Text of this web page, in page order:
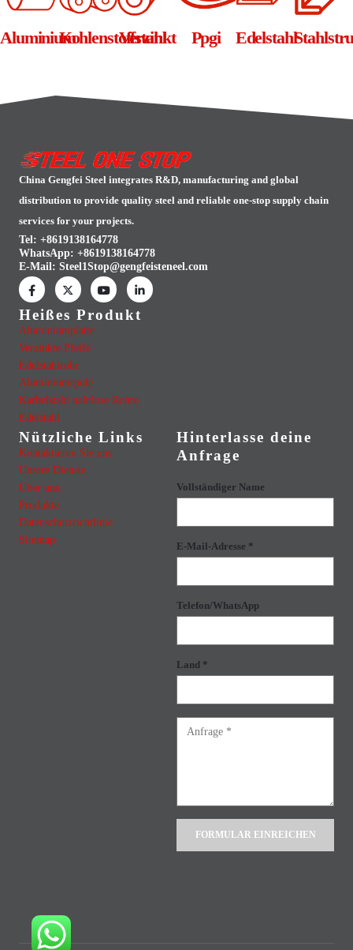
AluminiumKohlenstoffstahl
Verzinkt Ppgi Edelstahl
China Gengfei Steel integrates R&D, manufacturing and global
distribution to provide quality steel and reliable one-stop supply chain
services for your projects.
Tel: +8619138164778
WhatsApp: +8619138164778
E-Mail: Steel1Stop@gengfeisteneel.com
Heißes Produkt
Aluminiumplatte
Verzinkte Pfeife
Edelstahlrohr
Aluminiumspule
Karbelstahl nahtlose Rohre
Edelstahl
Nützliche Links
Kontaktieren Sie uns
Unsere Dienste
Über uns
Produkte
Datenschutzrichtlinie
Sitemap
Hinterlasse deine
Anfrage
Vollständiger Name
E-Mail-Adresse *
Telefon/WhatsApp
Land *